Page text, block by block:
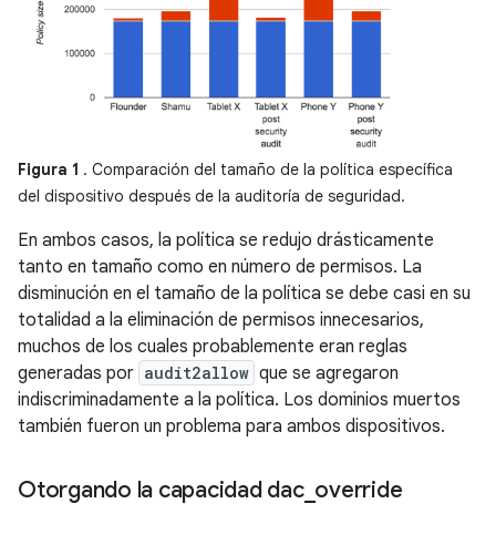
Figura 1 . Comparación del tamaño de la política específica
del dispositivo después de la auditoría de seguridad.
En ambos casos, la política se redujo drásticamente
tanto en tamaño como en número de permisos. La
disminución en el tamaño de la política se debe casi en su
totalidad a la eliminación de permisos innecesarios,
muchos de los cuales probablemente eran reglas
generadas por audit2allow que se agregaron
indiscriminadamente a la política. Los dominios muertos
también fueron un problema para ambos dispositivos.
Otorgando la capacidad dac_ override